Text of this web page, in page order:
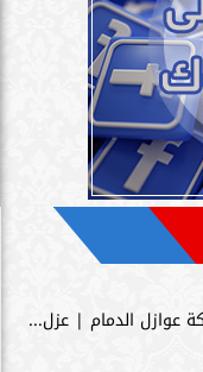
عوازل الدمام | عزل...